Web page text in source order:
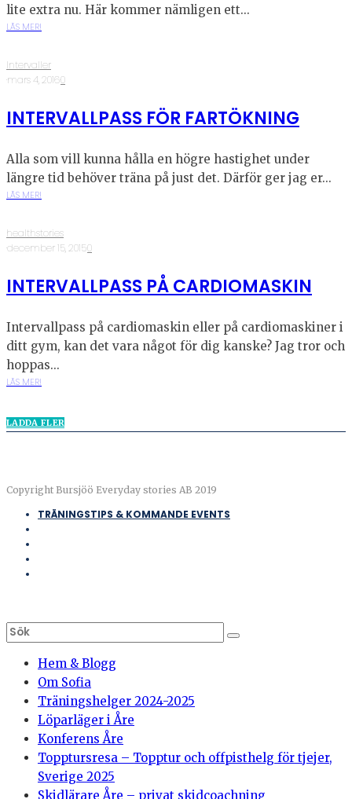
lite extra nu. Här kommer nämligen ett...
LÄS MER!
Intervaller
·mars 4, 2016·0
INTERVALLPASS FÖR FARTÖKNING
Alla som vill kunna hålla en högre hastighet under
längre tid behöver träna på just det. Därför ger jag er...
LÄS MER!
healthstories
·december 15, 2015·0
INTERVALLPASS PÅ CARDIOMASKIN
Intervallpass på cardiomaskin eller på cardiomaskiner i
ditt gym, kan det vara något för dig kanske? Jag tror och
hoppas...
LÄS MER!
LADDA FLER
Copyright Bursjöö Everyday stories AB 2019
TRÄNINGSTIPS & KOMMANDE EVENTS
Hem & Blogg
Om Sofia
Träningshelger 2024-2025
Löparläger i Åre
Konferens Åre
Topptursresa – Topptur och offpisthelg för tjejer,
Sverige 2025
Skidlärare Åre – privat skidcoachning